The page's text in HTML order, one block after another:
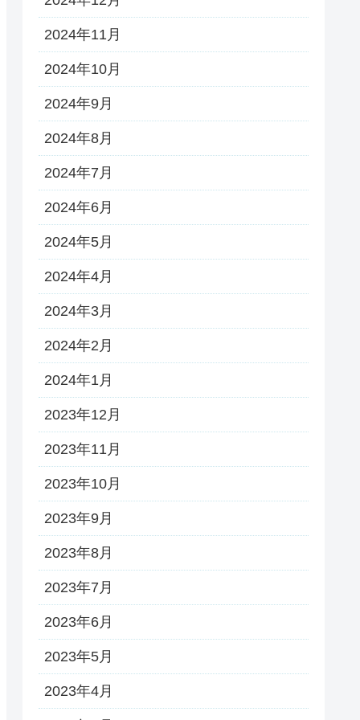
2024年11月
2024年10月
2024年9月
2024年8月
2024年7月
2024年6月
2024年5月
2024年4月
2024年3月
2024年2月
2024年1月
2023年12月
2023年11月
2023年10月
2023年9月
2023年8月
2023年7月
2023年6月
2023年5月
2023年4月